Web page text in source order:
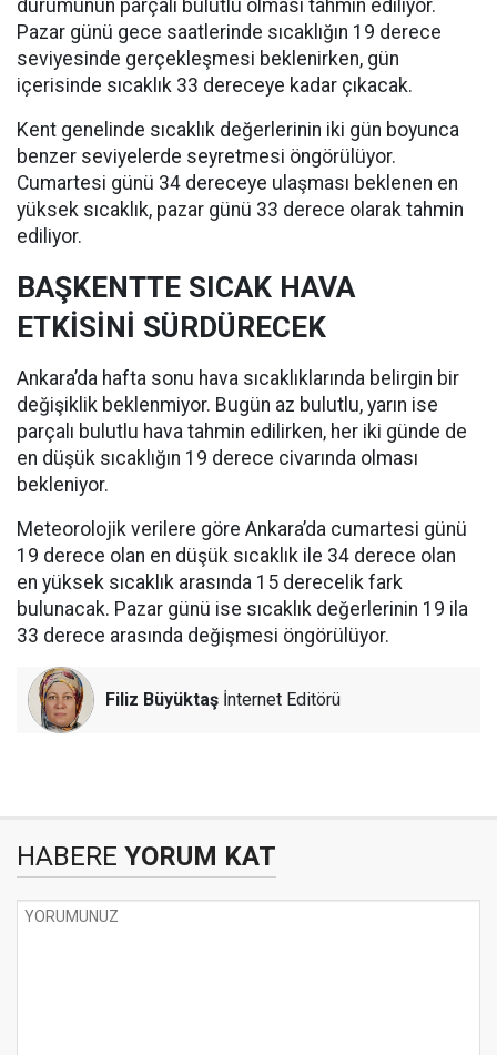
durumunun parçalı bulutlu olması tahmin ediliyor.
Pazar günü gece saatlerinde sıcaklığın 19 derece
seviyesinde gerçekleşmesi beklenirken, gün
içerisinde sıcaklık 33 dereceye kadar çıkacak.
Kent genelinde sıcaklık değerlerinin iki gün boyunca
benzer seviyelerde seyretmesi öngörülüyor.
Cumartesi günü 34 dereceye ulaşması beklenen en
yüksek sıcaklık, pazar günü 33 derece olarak tahmin
ediliyor.
BAŞKENTTE SICAK HAVA
ETKİSİNİ SÜRDÜRECEK
Ankara’da hafta sonu hava sıcaklıklarında belirgin bir
değişiklik beklenmiyor. Bugün az bulutlu, yarın ise
parçalı bulutlu hava tahmin edilirken, her iki günde de
en düşük sıcaklığın 19 derece civarında olması
bekleniyor.
Meteorolojik verilere göre Ankara’da cumartesi günü
19 derece olan en düşük sıcaklık ile 34 derece olan
en yüksek sıcaklık arasında 15 derecelik fark
bulunacak. Pazar günü ise sıcaklık değerlerinin 19 ila
33 derece arasında değişmesi öngörülüyor.
Filiz Büyüktaş İnternet Editörü
HABERE YORUM KAT